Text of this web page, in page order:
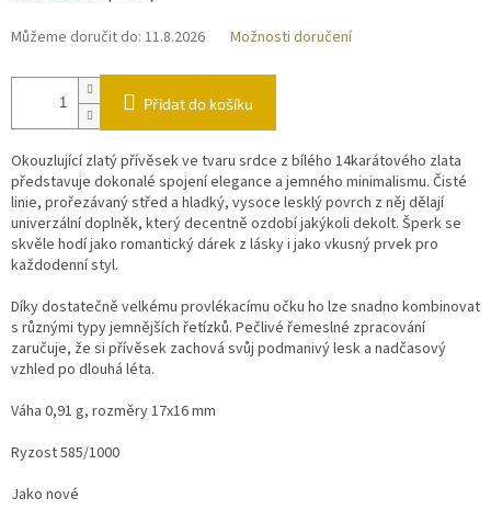
Můžeme doručit do: 11.8.2026 Možnosti doručení
Přidat do košíku
Okouzlující zlatý přívěsek ve tvaru srdce z bílého 14karátového zlata
představuje dokonalé spojení elegance a jemného minimalismu. Čisté
linie, prořezávaný střed a hladký, vysoce lesklý povrch z něj dělají
univerzální doplněk, který decentně ozdobí jakýkoli dekolt. Šperk se
skvěle hodí jako romantický dárek z lásky i jako vkusný prvek pro
každodenní styl.
Díky dostatečně velkému provlékacímu očku ho lze snadno kombinovat
s různými typy jemnějších řetízků. Pečlivé řemeslné zpracování
zaručuje, že si přívěsek zachová svůj podmanivý lesk a nadčasový
vzhled po dlouhá léta.
Váha 0,91 g, rozměry 17x16 mm
Ryzost 585/1000
Jako nové